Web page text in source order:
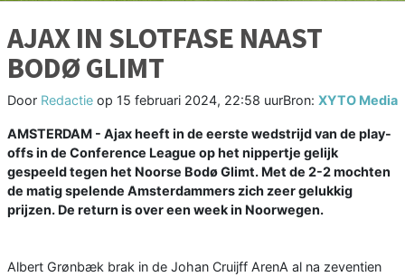
AJAX IN SLOTFASE NAAST
BODØ GLIMT
Door Redactie op 15 februari 2024, 22:58 uurBron: XYTO Media
AMSTERDAM - Ajax heeft in de eerste wedstrijd van de play-
offs in de Conference League op het nippertje gelijk
gespeeld tegen het Noorse Bodø Glimt. Met de 2-2 mochten
de matig spelende Amsterdammers zich zeer gelukkig
prijzen. De return is over een week in Noorwegen.
Albert Grønbæk brak in de Johan Cruijff ArenA al na zeventien